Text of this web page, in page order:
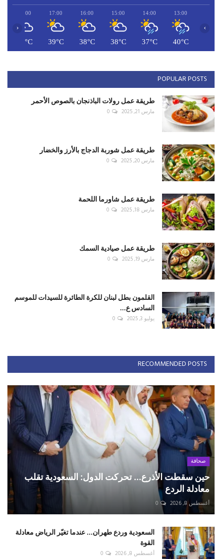
13:00
40°C
14:00
37°C
15:00
38°C
16:00
38°C
17:00
39°C
18:00
39°C
‹ ›
POPULAR POSTS
طريقة عمل رولات الباذنجان بالصوص الأحمر
مارس 21, 2025 0
طريقة عمل شوربة الدجاج بالأرز والخضار
مارس 20, 2025 0
طريقة عمل شاورما اللحمة
مارس 18, 2025 0
طريقة عمل صيادية السمك
مارس 19, 2025 0
القلمون بطل لبنان للكرة الطائرة للسيدات للموسم
السادس ع...
يوليو 3, 2025 0
RECOMMENDED POSTS
صحافة
حين سقطت الأذرع... تحركت الدول: السعودية تقلب
معادلة الردع
أغسطس 8, 2026 0
السعودية وردع طهران... عندما تغيّر الرياض معادلة
القوة
أغسطس 8, 2026 0